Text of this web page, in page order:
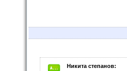
Никита степанов: